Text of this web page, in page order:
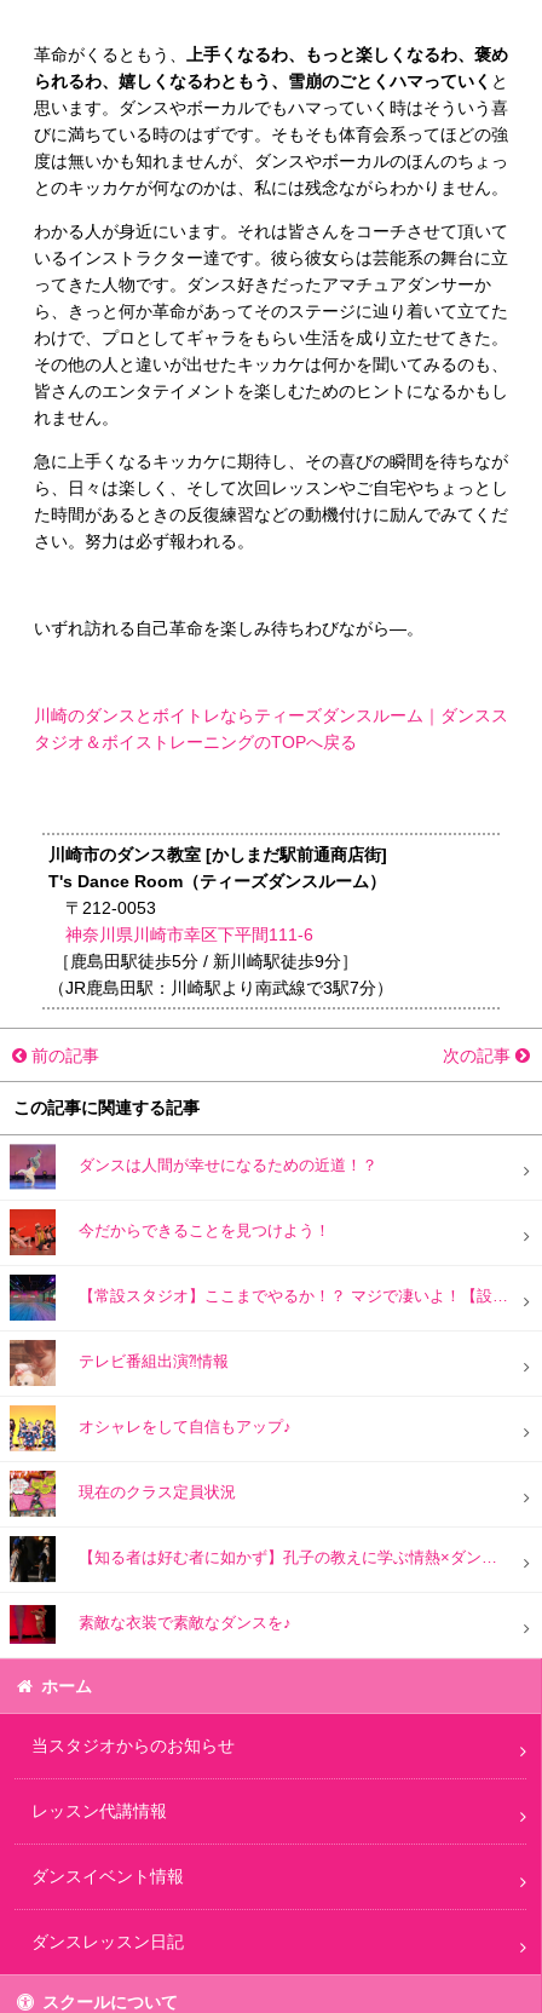
革命がくるともう、
上手くなるわ、もっと楽しくなるわ、褒め
られるわ、嬉しくなるわともう、雪崩のごとくハマっていく と
思います。ダンスやボーカルでもハマっていく時はそういう喜
びに満ちている時のはずです。そもそも体育会系ってほどの強
度は無いかも知れませんが、ダンスやボーカルのほんのちょっ
とのキッカケが何なのかは、私には残念ながらわかりません。
わかる人が身近にいます。それは皆さんをコーチさせて頂いて
いるインストラクター達です。彼ら彼女らは芸能系の舞台に立
ってきた人物です。ダンス好きだったアマチュアダンサーか
ら、きっと何か革命があってそのステージに辿り着いて立てた
わけで、プロとしてギャラをもらい生活を成り立たせてきた。
その他の人と違いが出せたキッカケは何かを聞いてみるのも、
皆さんのエンタテイメントを楽しむためのヒントになるかもし
れません。
急に上手くなるキッカケに期待し、その喜びの瞬間を待ちなが
ら、日々は楽しく、そして次回レッスンやご自宅やちょっとし
た時間があるときの反復練習などの動機付けに励んでみてくだ
さい。努力は必ず報われる。
いずれ訪れる自己革命を楽しみ待ちわびながら―。
川崎のダンスとボイトレならティーズダンスルーム｜ダンスス
タジオ＆ボイストレーニングのTOPへ戻る
川崎市のダンス教室 [かしまだ駅前通商店街]
T's Dance Room（ティーズダンスルーム）
〒212-0053
神奈川県川崎市幸区下平間111-6
［鹿島田駅徒歩5分 / 新川崎駅徒歩9分］
（JR鹿島田駅：川崎駅より南武線で3駅7分）
前の記事 次の記事
この記事に関連する記事
ダンスは人間が幸せになるための近道！？
今だからできることを見つけよう！
テレビ番組出演⁈情報
オシャレをして自信もアップ♪
現在のクラス定員状況
素敵な衣装で素敵なダンスを♪
ホーム
当スタジオからのお知らせ
レッスン代講情報
ダンスイベント情報
ダンスレッスン日記
スクールについて